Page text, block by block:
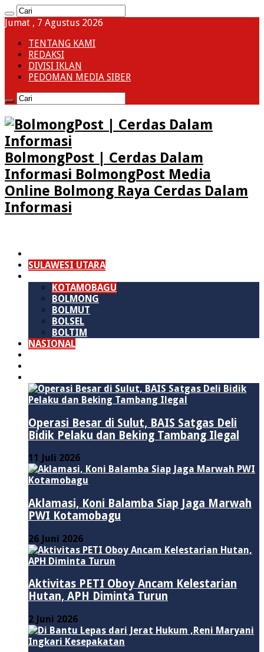
Jumat , 7 Agustus 2026
TENTANG KAMI
REDAKSI
DIVISI IKLAN
PEDOMAN MEDIA SIBER
BolmongPost | Cerdas Dalam
Informasi BolmongPost Media
Online Bolmong Raya Cerdas Dalam
Informasi
SULAWESI UTARA
KOTAMOBAGU
BOLMONG
BOLMUT
BOLSEL
BOLTIM
NASIONAL
Operasi Besar di Sulut, BAIS Satgas Deli
Bidik Pelaku dan Beking Tambang Ilegal
11 Juli 2026
Aklamasi, Koni Balamba Siap Jaga Marwah
PWI Kotamobagu
26 Juni 2026
Aktivitas PETI Oboy Ancam Kelestarian
Hutan, APH Diminta Turun
2 Juni 2026